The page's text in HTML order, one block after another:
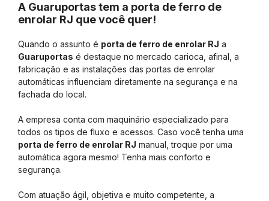
A Guaruportas tem a porta de ferro de
enrolar RJ que você quer!
Quando o assunto é porta de ferro de enrolar RJ a
Guaruportas é destaque no mercado carioca, afinal, a
fabricação e as instalações das portas de enrolar
automáticas influenciam diretamente na segurança e na
fachada do local.
A empresa conta com maquinário especializado para
todos os tipos de fluxo e acessos. Caso você tenha uma
porta de ferro de enrolar RJ manual, troque por uma
automática agora mesmo! Tenha mais conforto e
segurança.
Com atuação ágil, objetiva e muito competente, a